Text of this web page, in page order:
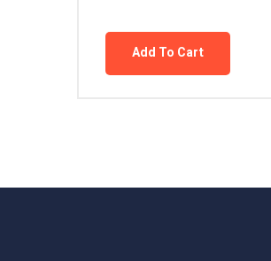
Add To Cart